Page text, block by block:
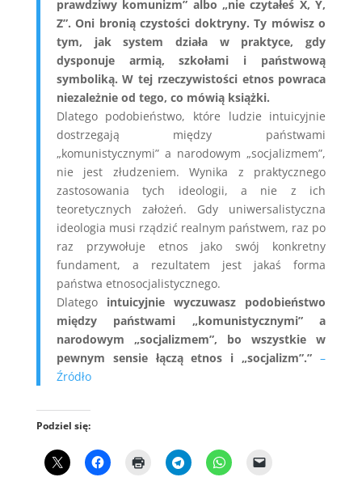
prawdziwy komunizm” albo „nie czytałeś X, Y,
Z”. Oni bronią czystości doktryny. Ty mówisz o
tym, jak system działa w praktyce, gdy
dysponuje armią, szkołami i państwową
symboliką. W tej rzeczywistości etnos powraca
niezależnie od tego, co mówią książki.
Dlatego podobieństwo, które ludzie intuicyjnie
dostrzegają między państwami
„komunistycznymi” a narodowym „socjalizmem”,
nie jest złudzeniem. Wynika z praktycznego
zastosowania tych ideologii, a nie z ich
teoretycznych założeń. Gdy uniwersalistyczna
ideologia musi rządzić realnym państwem, raz po
raz przywołuje etnos jako swój konkretny
fundament, a rezultatem jest jakaś forma
państwa etnosocjalistycznego.
Dlatego intuicyjnie wyczuwasz podobieństwo
między państwami „komunistycznymi” a
narodowym „socjalizmem”, bo wszystkie w
pewnym sensie łączą etnos i „socjalizm”.” –
Źródło
Podziel się: